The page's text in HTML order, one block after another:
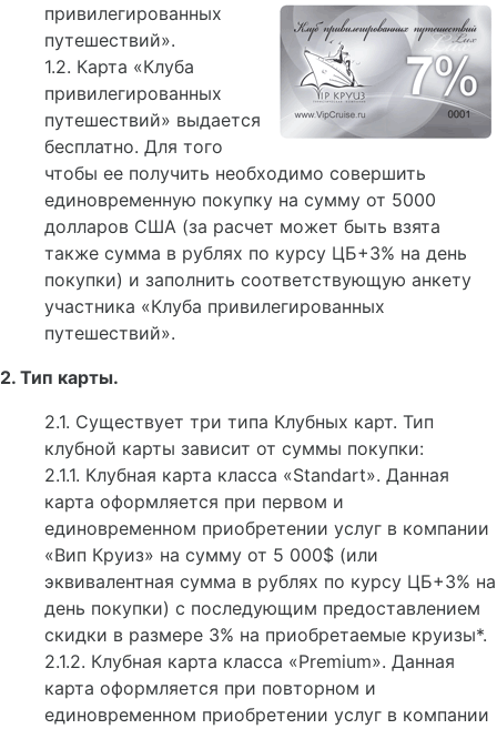
привилегированных
путешествий».
1.2. Карта «Клуба
привилегированных
путешествий» выдается
бесплатно. Для того
чтобы ее получить необходимо совершить
единовременную покупку на сумму от 5000
долларов США (за расчет может быть взята
также сумма в рублях по курсу ЦБ+3% на день
покупки) и заполнить соответствующую анкету
участника «Клуба привилегированных
путешествий».
2. Тип карты.
2.1. Существует три типа Клубных карт. Тип
клубной карты зависит от суммы покупки:
2.1.1. Клубная карта класса «Standart». Данная
карта оформляется при первом и
единовременном приобретении услуг в компании
«Вип Круиз» на сумму от 5 000$ (или
эквивалентная сумма в рублях по курсу ЦБ+3% на
день покупки) с последующим предоставлением
скидки в размере 3% на приобретаемые круизы*.
2.1.2. Клубная карта класса «Premium». Данная
карта оформляется при повторном и
единовременном приобретении услуг в компании